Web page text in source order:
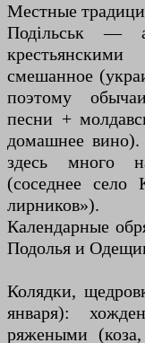
Местные
Подільськ —
смешанное
поэтому
песни +
домашнее
здесь много
(соседнее село
лирников»).
Календарные
Подолья и
Колядки,
января):
ряжеными